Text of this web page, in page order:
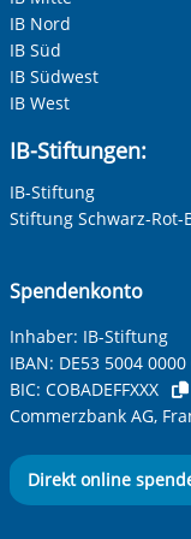
IB Nord
IB Süd
IB Südwest
IB West
IB-Stiftungen:
IB-Stiftung
Stiftung Schwarz-Rot-
Spendenkonto
Inhaber: IB-Stiftung
IBAN: DE53 5004
BIC: COBADEFFXXX
Commerzbank AG,
Direkt online